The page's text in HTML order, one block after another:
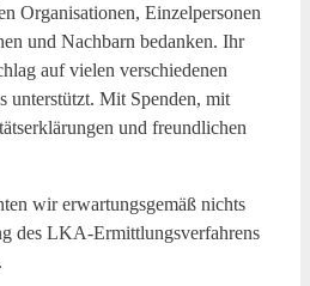
Organisationen, Einzelpersonen
und Nachbarn bedanken. Ihr
auf vielen verschiedenen
unterstützt. Mit Spenden, mit
und freundlichen
wir erwartungsgemäß nichts
des LKA-Ermittlungsverfahrens